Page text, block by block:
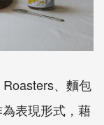
、麵包
表現形式，藉